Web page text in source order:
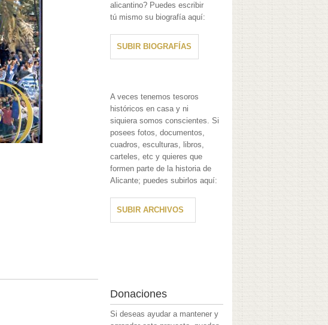
alicantino? Puedes escribir
tú mismo su biografía aquí:
SUBIR BIOGRAFÍAS
A veces tenemos tesoros
históricos en casa y ni
siquiera somos conscientes. Si
posees fotos, documentos,
cuadros, esculturas, libros,
carteles, etc y quieres que
formen parte de la historia de
Alicante; puedes subirlos aquí:
SUBIR ARCHIVOS
Donaciones
Si deseas ayudar a mantener y